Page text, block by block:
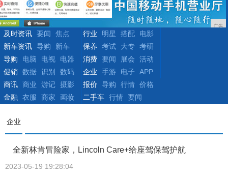
广告
及时资讯 要闻
焦点
新车资讯 导购 新车
行业 明星 搭配
电影
保养 考试 大专 考研
导购
电脑 电视
电器
促销
数据 识别 数码
消费 要闻 展会
活动
企业
手游 电子
APP
商讯 商业 游记 摄影
金融
衣服 商家 画妆
报价 导购 行情 价格
二手车 行情 要闻
企业
全新林肯冒险家，Lincoln Care+给座驾保驾护航
2023-05-19 19:28:04